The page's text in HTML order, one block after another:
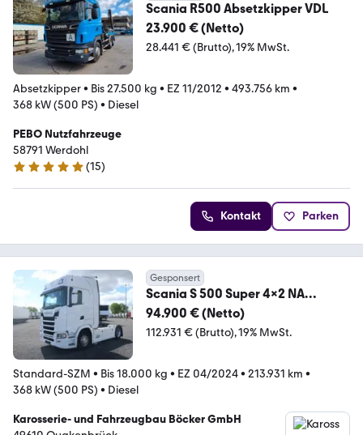
Scania R500 Absetzkipper VDL
23.900 € (Netto)
28.441 € (Brutto) 19% MwSt.
Absetzkipper• Bis 27.500 kg • EZ 11/2012 • 493.756 km •
368 kW (500 PS) • Diesel
PEBO Nutzfahrzeuge
58791 Werdohl
5 Sterne
(15)
Kontakt Parken
Gesponsert
Scania S 500 Super 4x2 NA
Standklima LED Retarder
94.900 € (Netto)
112.931 € (Brutto) 19% MwSt.
Standard-SZM • Bis 18.000 kg • EZ 04/2024• 213.931 km •
368 kW (500 PS) • Diesel
Karosserie- und Fahrzeugbau Böcker GmbH